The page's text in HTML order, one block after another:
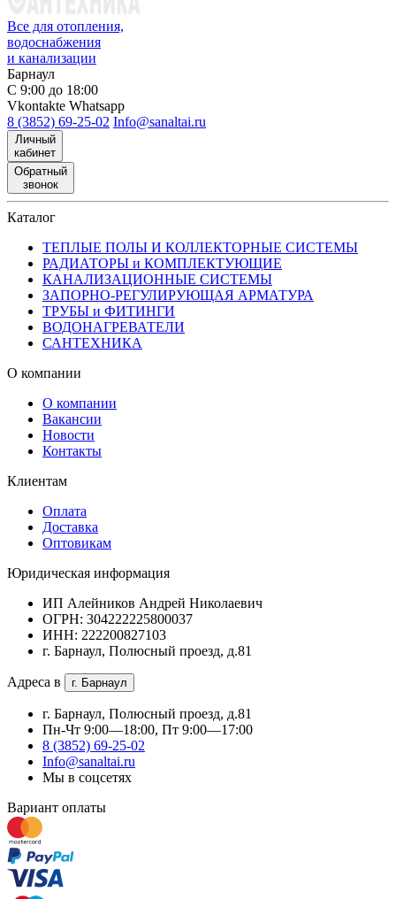
Все для отопления,
водоснабжения
и канализации
Барнаул
С 9:00 до 18:00
Vkontakte Whatsapp
8 (3852) 69-25-02 Info@sanaltai.ru
Личный
кабинет
Обратный
звонок
Каталог
ТЕПЛЫЕ ПОЛЫ И КОЛЛЕКТОРНЫЕ СИСТЕМЫ
РАДИАТОРЫ и КОМПЛЕКТУЮЩИЕ
КАНАЛИЗАЦИОННЫЕ СИСТЕМЫ
ЗАПОРНО-РЕГУЛИРУЮЩАЯ АРМАТУРА
ТРУБЫ и ФИТИНГИ
ВОДОНАГРЕВАТЕЛИ
САНТЕХНИКА
О компании
О компании
Вакансии
Новости
Контакты
Клиентам
Оплата
Доставка
Оптовикам
Юридическая информация
ИП Алейников Андрей Николаевич
ОГРН: 304222225800037
ИНН: 222200827103
г. Барнаул, Полюсный проезд, д.81
Адреса в г. Барнаул
г. Барнаул, Полюсный проезд, д.81
Пн-Чт 9:00—18:00, Пт 9:00—17:00
8 (3852) 69-25-02
Info@sanaltai.ru
Мы в соцсетях
Вариант оплаты